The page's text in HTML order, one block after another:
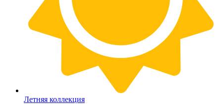
Летняя коллекция